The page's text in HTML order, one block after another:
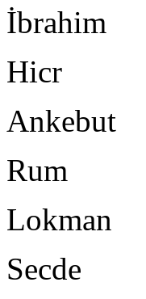
İbrahim
Hicr
Ankebut
Rum
Lokman
Secde